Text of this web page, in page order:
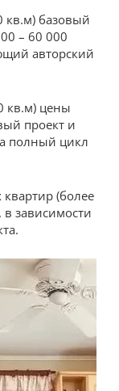
кв.м) базовый
– 60 000
авторский
кв.м) цены
проект и
полный цикл
(более
зависимости